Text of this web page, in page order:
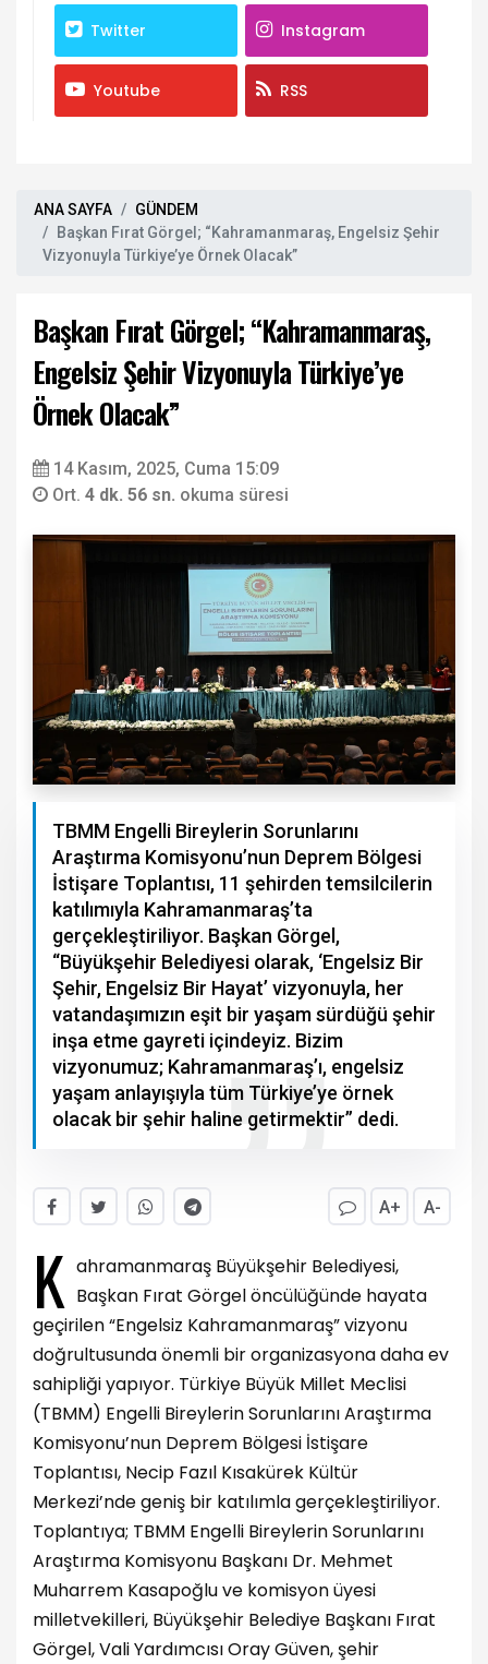
Twitter Instagram
Youtube RSS
ANA SAYFA
GÜNDEM
Başkan Fırat Görgel; “Kahramanmaraş, Engelsiz Şehir
Vizyonuyla Türkiye’ye Örnek Olacak”
Başkan Fırat Görgel; “Kahramanmaraş,
Engelsiz Şehir Vizyonuyla Türkiye’ye
Örnek Olacak”
14 Kasım, 2025, Cuma 15:09
Ort. 4 dk. 56 sn. okuma süresi
TBMM Engelli Bireylerin Sorunlarını
Araştırma Komisyonu’nun Deprem Bölgesi
İstişare Toplantısı, 11 şehirden temsilcilerin
katılımıyla Kahramanmaraş’ta
gerçekleştiriliyor. Başkan Görgel,
“Büyükşehir Belediyesi olarak, ‘Engelsiz Bir
Şehir, Engelsiz Bir Hayat’ vizyonuyla, her
vatandaşımızın eşit bir yaşam sürdüğü şehir
inşa etme gayreti içindeyiz. Bizim
vizyonumuz; Kahramanmaraş’ı, engelsiz
yaşam anlayışıyla tüm Türkiye’ye örnek
olacak bir şehir haline getirmektir” dedi.
A+ A-
K ahramanmaraş Büyükşehir Belediyesi,
Başkan Fırat Görgel öncülüğünde hayata
geçirilen “Engelsiz Kahramanmaraş” vizyonu
doğrultusunda önemli bir organizasyona daha ev
sahipliği yapıyor. Türkiye Büyük Millet Meclisi
(TBMM) Engelli Bireylerin Sorunlarını Araştırma
Komisyonu’nun Deprem Bölgesi İstişare
Toplantısı, Necip Fazıl Kısakürek Kültür
Merkezi’nde geniş bir katılımla gerçekleştiriliyor.
Toplantıya; TBMM Engelli Bireylerin Sorunlarını
Araştırma Komisyonu Başkanı Dr. Mehmet
Muharrem Kasapoğlu ve komisyon üyesi
milletvekilleri, Büyükşehir Belediye Başkanı Fırat
Görgel, Vali Yardımcısı Oray Güven, şehir